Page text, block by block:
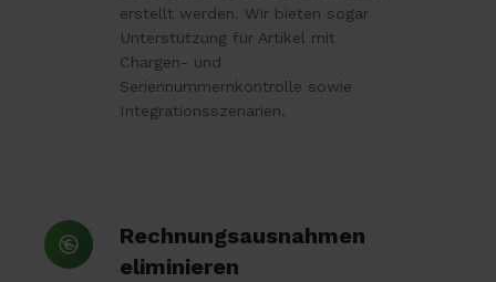
erstellt werden. Wir bieten sogar
Unterstützung für Artikel mit
Chargen- und
Seriennummernkontrolle sowie
Integrationsszenarien.
Rechnungsausnahmen
eliminieren
Rechnungsausnahmen
eliminieren